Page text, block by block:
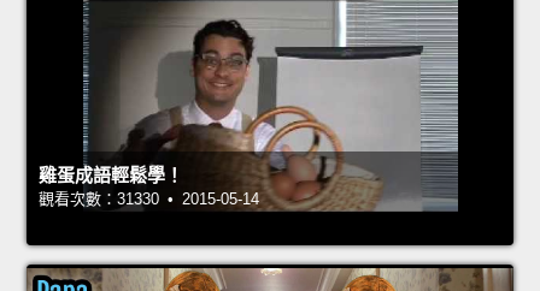
雞蛋成語輕鬆學！
觀看次數：31330 • 2015-05-14